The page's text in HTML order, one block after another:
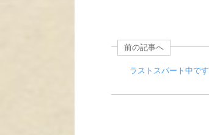
前の記事へ
ラストスパート中です